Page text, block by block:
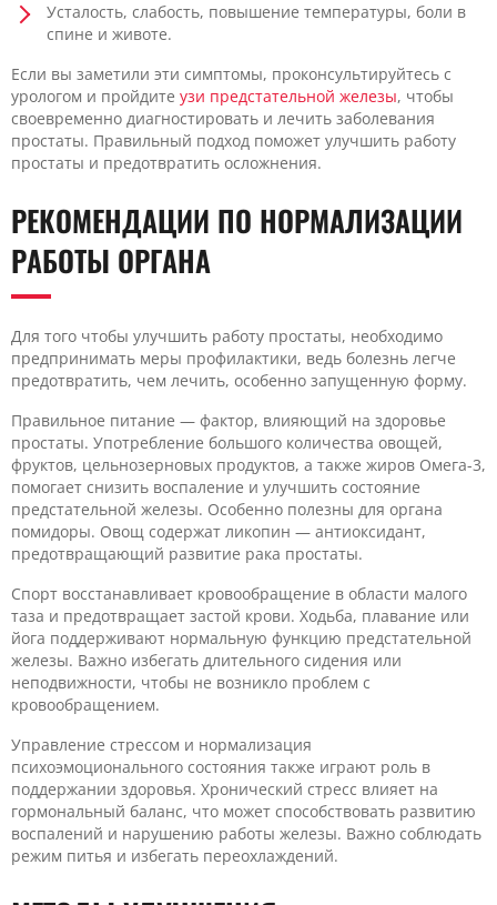
Усталость, слабость, повышение температуры, боли в
спине и животе.
Если вы заметили эти симптомы, проконсультируйтесь с
урологом и пройдите узи предстательной железы, чтобы
своевременно диагностировать и лечить заболевания
простаты. Правильный подход поможет улучшить работу
простаты и предотвратить осложнения.
РЕКОМЕНДАЦИИ ПО НОРМАЛИЗАЦИИ
РАБОТЫ ОРГАНА
Для того чтобы улучшить работу простаты, необходимо
предпринимать меры профилактики, ведь болезнь легче
предотвратить, чем лечить, особенно запущенную форму.
Правильное питание — фактор, влияющий на здоровье
простаты. Употребление большого количества овощей,
фруктов, цельнозерновых продуктов, а также жиров Омега-3,
помогает снизить воспаление и улучшить состояние
предстательной железы. Особенно полезны для органа
помидоры. Овощ содержат ликопин — антиоксидант,
предотвращающий развитие рака простаты.
Спорт восстанавливает кровообращение в области малого
таза и предотвращает застой крови. Ходьба, плавание или
йога поддерживают нормальную функцию предстательной
железы. Важно избегать длительного сидения или
неподвижности, чтобы не возникло проблем с
кровообращением.
Управление стрессом и нормализация
психоэмоционального состояния также играют роль в
поддержании здоровья. Хронический стресс влияет на
гормональный баланс, что может способствовать развитию
воспалений и нарушению работы железы. Важно соблюдать
режим питья и избегать переохлаждений.